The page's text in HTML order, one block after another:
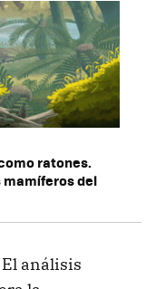
ratones.
mamíferos del
El análisis